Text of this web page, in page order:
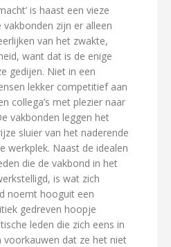
is haast een vieze
zijn er alleen
van het zwakte,
want dat is de enige
gedijen. Niet in een
lekker competitief aan
collega’s met plezier naar
vakbonden leggen het
sluier van het naderende
werkplek. Naast de idealen
die de vakbond in het
is wat zich
noemt hooguit een
gedreven hoopje
leden die zich eens in
voorkauwen dat ze het niet